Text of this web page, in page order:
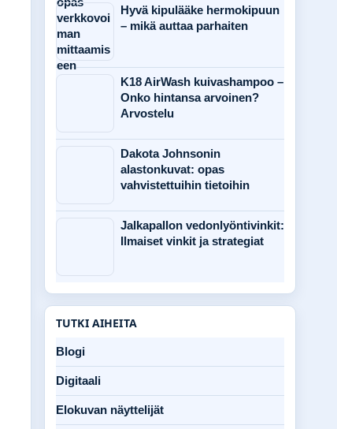
Hyvä kipulääke hermokipuun
– mikä auttaa parhaiten
K18 AirWash kuivashampoo –
Onko hintansa arvoinen?
Arvostelu
Dakota Johnsonin
alastonkuvat: opas
vahvistettuihin tietoihin
Jalkapallon vedonlyöntivinkit:
Ilmaiset vinkit ja strategiat
TUTKI AIHEITA
Blogi
Digitaali
Elokuvan näyttelijät